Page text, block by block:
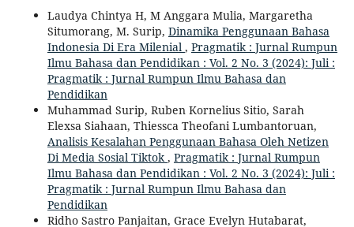
Laudya Chintya H, M Anggara Mulia, Margaretha
Situmorang, M. Surip, Dinamika Penggunaan Bahasa
Indonesia Di Era Milenial , Pragmatik : Jurnal Rumpun
Ilmu Bahasa dan Pendidikan : Vol. 2 No. 3 (2024): Juli :
Pragmatik : Jurnal Rumpun Ilmu Bahasa dan
Pendidikan
Muhammad Surip, Ruben Kornelius Sitio, Sarah
Elexsa Siahaan, Thiessca Theofani Lumbantoruan,
Analisis Kesalahan Penggunaan Bahasa Oleh Netizen
Di Media Sosial Tiktok, Pragmatik : Jurnal Rumpun
Ilmu Bahasa dan Pendidikan : Vol. 2 No. 3 (2024): Juli :
Pragmatik : Jurnal Rumpun Ilmu Bahasa dan
Pendidikan
Ridho Sastro Panjaitan, Grace Evelyn Hutabarat,